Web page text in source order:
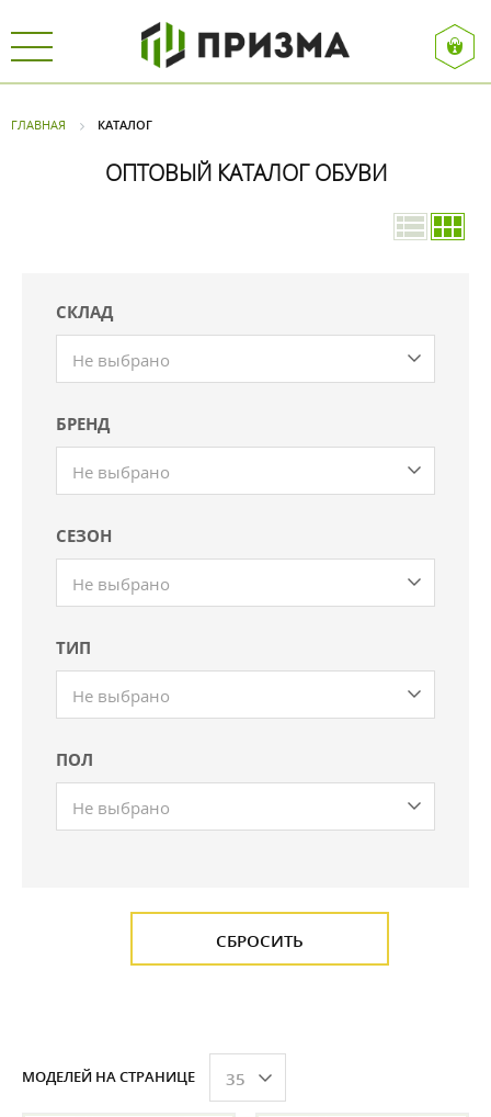
ГЛАВНАЯ КАТАЛОГ
ОПТОВЫЙ КАТАЛОГ ОБУВИ
СКЛАД
Не выбрано
БРЕНД
Не выбрано
СЕЗОН
Не выбрано
ТИП
Не выбрано
ПОЛ
Не выбрано
МОДЕЛЕЙ НА СТРАНИЦЕ 35